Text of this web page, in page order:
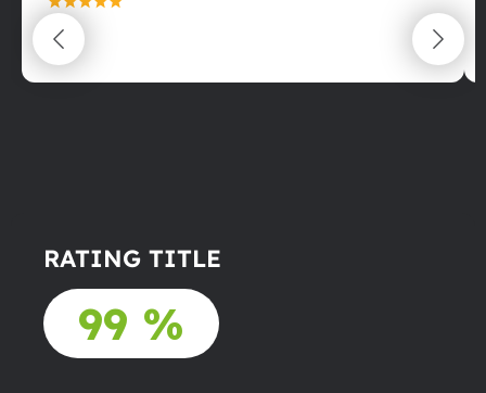
maximální spokojenost
22.06.2025
RATING TITLE
99 %